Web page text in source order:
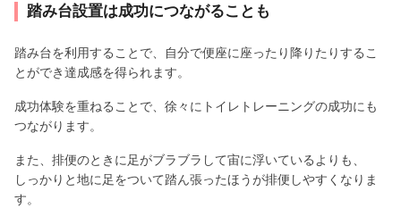
踏み台設置は成功につながることも
踏み台を利用することで、自分で便座に座ったり降りたりするこ
とができ達成感を得られます。
成功体験を重ねることで、徐々にトイレトレーニングの成功にも
つながります。
また、排便のときに足がブラブラして宙に浮いているよりも、
しっかりと地に足をついて踏ん張ったほうが排便しやすくなりま
す。